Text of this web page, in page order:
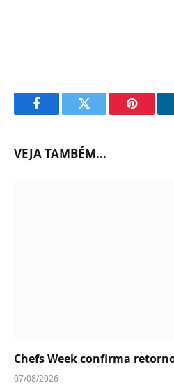
FacebookTwitter
VEJA TAMBÉM...
Chefs Week confirma
07/08/2026